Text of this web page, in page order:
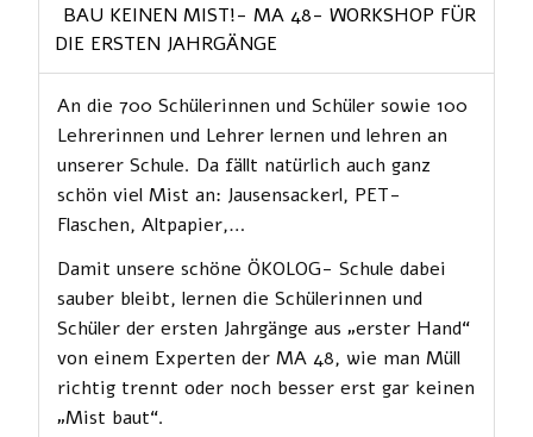
BAU KEINEN MIST!- MA 48- WORKSHOP FÜR
DIE ERSTEN JAHRGÄNGE
An die 700 Schülerinnen und Schüler sowie 100
Lehrerinnen und Lehrer lernen und lehren an
unserer Schule. Da fällt natürlich auch ganz
schön viel Mist an: Jausensackerl, PET-
Flaschen, Altpapier,…
Damit unsere schöne ÖKOLOG- Schule dabei
sauber bleibt, lernen die Schülerinnen und
Schüler der ersten Jahrgänge aus „erster Hand“
von einem Experten der MA 48, wie man Müll
richtig trennt oder noch besser erst gar keinen
„Mist baut“.